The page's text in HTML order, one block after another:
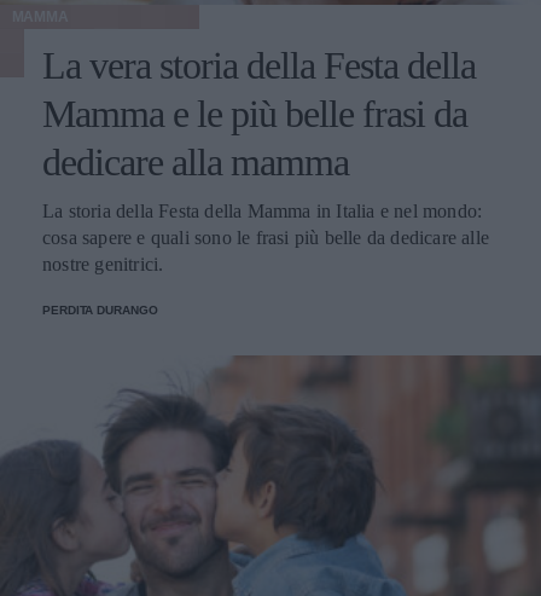
La vera storia della Festa della
Mamma e le più belle frasi da
dedicare alla mamma
La storia della Festa della Mamma in Italia e nel mondo:
cosa sapere e quali sono le frasi più belle da dedicare alle
nostre genitrici.
PERDITA DURANGO